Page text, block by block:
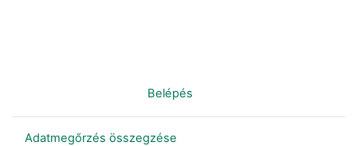
Belépés
Adatmegőrzés összegzése